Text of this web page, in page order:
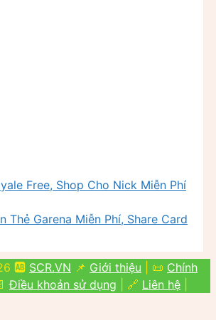
Free, Shop Cho Nick Miễn Phí
Thẻ Garena Miễn Phí, Share Card
🆎 SCR.VN 📌 Giới thiệu | 📜 Chính
Điều khoản sử dụng | 🔗 Liên hệ